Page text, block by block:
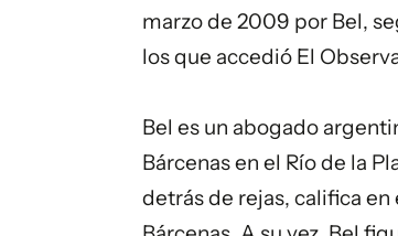
marzo de 2009 por Bel,
los que accedió El
Bel es un abogado
Bárcenas en el Río de la
detrás de rejas, califica